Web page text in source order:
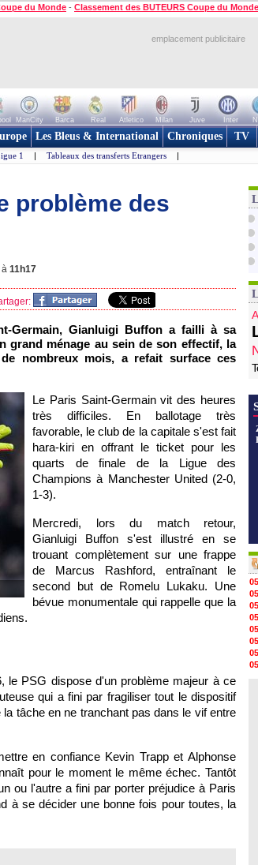
du Monde - Classement des BUTEURS Coupe du Monde
emplacement publicitaire
ManCity Barca Real Atletico Milan Juve Inter
Les Bleus & International Chroniques TV
1 | Tableaux des transferts Etrangers |
problème des
à 11h17
Germain, Gianluigi Buffon a failli à sa
grand ménage au sein de son effectif, la
nombreux mois, a refait surface ces
Le Paris Saint-Germain vit des heures
très difficiles. En ballotage très
favorable, le club de la capitale s'est fait
hara-kiri en offrant le ticket pour les
quarts de finale de la Ligue des
Champions à Manchester United (2-0,
1-3).
Mercredi, lors du match retour,
Gianluigi Buffon s'est illustré en se
trouant complètement sur une frappe
de Marcus Rashford, entraînant le
second but de Romelu Lukaku. Une
bévue monumentale qui rappelle que la
le PSG dispose d'un problème majeur à ce
qui a fini par fragiliser tout le dispositif
tâche en ne tranchant pas dans le vif entre
en confiance Kevin Trapp et Alphonse
pour le moment le même échec. Tantôt
ou l'autre a fini par porter préjudice à Paris
à se décider une bonne fois pour toutes, la